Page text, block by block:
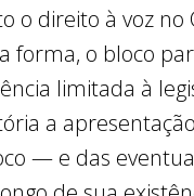
o direito à voz no
forma, o bloco
limitada à
a
— e das